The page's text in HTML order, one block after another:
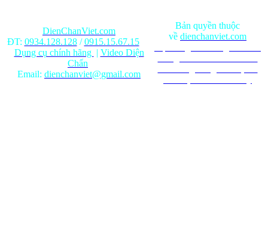
DienChanViet.com
ĐT: 0934.128.128/0915.15.67.15
Dụng cụ chính hãng | Video Diện
Chẩn
Email: dienchanviet@gmail.com
Bản quyền thuộc
về dienchanviet.com